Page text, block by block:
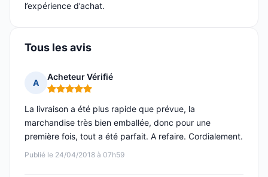
l’expérience d’achat.
Tous les avis
A
Acheteur Vérifié
Note : 5 sur 5
Publié le 24/04/2018 à 07h59
La livraison a été plus rapide que prévue, la
marchandise très bien emballée, donc pour une
première fois, tout a été parfait. A refaire. Cordialement.